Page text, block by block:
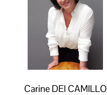
Carine DEI CAMILLO